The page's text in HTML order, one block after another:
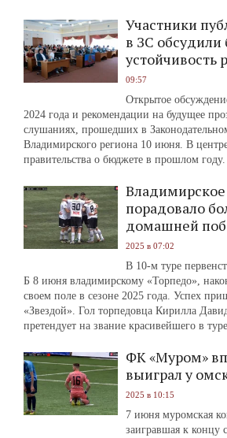
Участники
в ЗС
устойчивость
09:57
Открытое
2024 года и рекомендации на будущее
слушаниях, прошедших в
Владимирского региона 10 июня. В
правительства о бюджете в прошлом году.
порадовало
домашней
2025 в 07:02
В 10-м туре
Б 8 июня владимирскому «Торпедо»,
своем поле в сезоне 2025 года. Успех
«Звездой». Гол торпедовца Кирилла
претендует на звание красивейшего в
ФК «Муром»
выиграл у
2025 в 10:15
7 июня муромская
заигравшая к концу